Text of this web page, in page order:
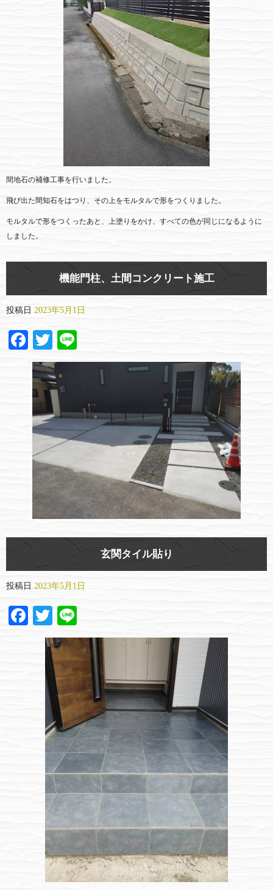
間地石の補修工事を行いました。
飛び出た間知石をはつり、その上をモルタルで形をつくりました。
モルタルで形をつくったあと、上塗りをかけ、すべての色が同じになるように
しました。
機能門柱、土間コンクリート施工
投稿日 2023年5月1日
Facebook
Twitter
玄関タイル貼り
投稿日 2023年5月1日
Facebook
Twitter